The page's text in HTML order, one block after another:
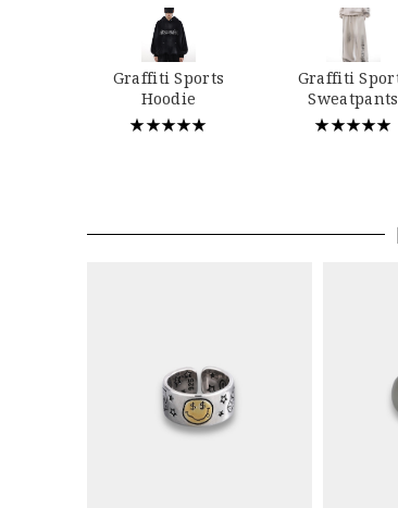
Graffiti Sports
Hoodie
★★★★★
Graffiti
Sweatpants
★★★★★